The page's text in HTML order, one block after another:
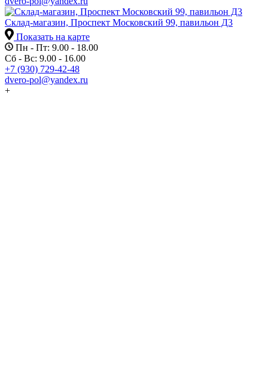
Склад-магазин, Проспект Московский 99, павильон Д3
Показать на карте
Пн - Пт: 9.00 - 18.00
Сб - Вс: 9.00 - 16.00
+7 (930) 729-42-48
dvero-pol@yandex.ru
+